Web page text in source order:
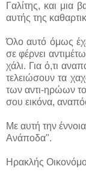
Γαλίτης, και μια
αυτής της
Όλο αυτό όμως
σε φέρνει
χάλι. Για ό,τι
τελειώσουν τα
των αντι-ηρώων
σου εικόνα,
Με αυτή την
Ανάποδα".
Ηρακλής